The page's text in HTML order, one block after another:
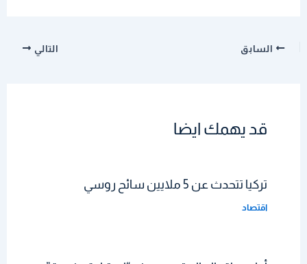
السابق التالي
قد يهمك ايضا
تركيا تتحدث عن 5 ملايين سائح روسي
اقتصاد